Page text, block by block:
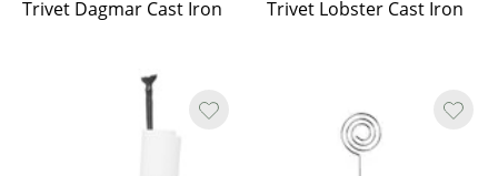
Trivet Dagmar Cast Iron Trivet Lobster Cast Iron